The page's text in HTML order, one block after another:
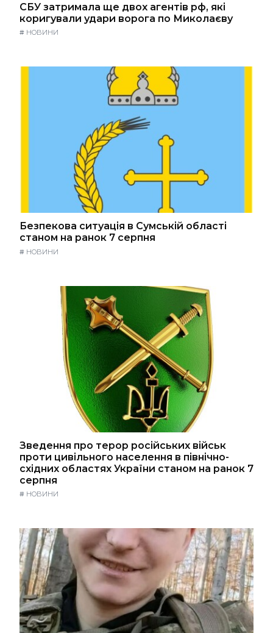
СБУ затримала ще двох агентів рф, які
коригували удари ворога по Миколаєву
# НОВИНИ
Безпекова ситуація в Сумській області
станом на ранок 7 серпня
# НОВИНИ
Зведення про терор російських військ
проти цивільного населення в північно-
східних областях України станом на ранок 7
серпня
# НОВИНИ